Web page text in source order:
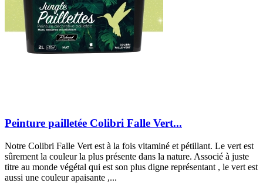
Peinture pailletée Colibri Falle Vert...
Notre Colibri Falle Vert est à la fois vitaminé et pétillant. Le vert est
sûrement la couleur la plus présente dans la nature. Associé à juste
titre au monde végétal qui est son plus digne représentant , le vert est
aussi une couleur apaisante ,...